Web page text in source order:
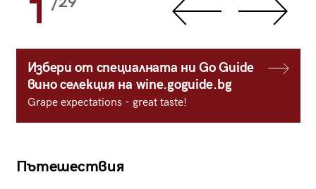
1
Избери от специалната ни Go Guide
вино селекция на wine.goguide.bg
Grape expectations - great taste!
Пътешествия